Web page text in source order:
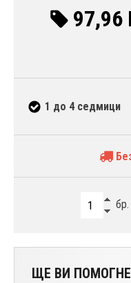
97,96
1 до 4 седмици
бр.
ЩЕ ВИ